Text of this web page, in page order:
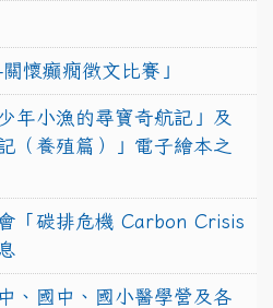
懷癲癇徵文比賽」
年小漁的尋寶奇航記」及
（養殖篇）」電子繪本之
「碳排危機 Carbon Crisis
、國中、國小醫學營及各